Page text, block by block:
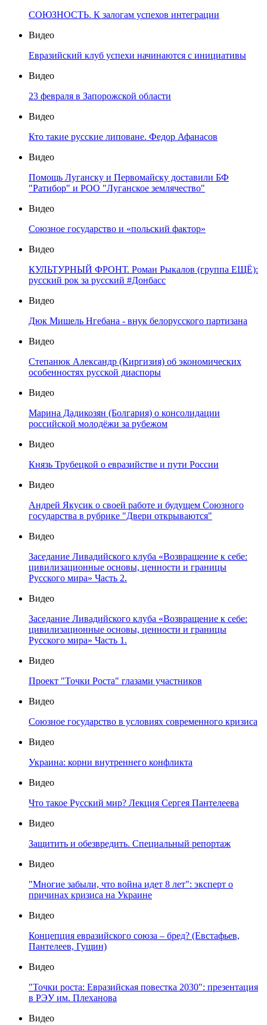
СОЮЗНОСТЬ. К залогам успехов интеграции
Видео
Евразийский клуб успехи начинаются с инициативы
Видео
23 февраля в Запорожской области
Видео
Кто такие русские липоване. Федор Афанасов
Видео
Помощь Луганску и Первомайску доставили БФ
"Ратибор" и РОО "Луганское землячество"
Видео
Союзное государство и «польский фактор»
Видео
КУЛЬТУРНЫЙ ФРОНТ. Роман Рыкалов (группа ЕЩЁ):
русский рок за русский #Донбасс
Видео
Дюк Мишель Нгебана - внук белорусского партизана
Видео
Степанюк Александр (Киргизия) об экономических
особенностях русской диаспоры
Видео
Марина Дадикозян (Болгария) о консолидации
российской молодёжи за рубежом
Видео
Князь Трубецкой о евразийстве и пути России
Видео
Андрей Якусик о своей работе и будущем Союзного
государства в рубрике "Двери открываются"
Видео
Заседание Ливадийского клуба «Возвращение к себе:
цивилизационные основы, ценности и границы
Русского мира» Часть 2.
Видео
Заседание Ливадийского клуба «Возвращение к себе:
цивилизационные основы, ценности и границы
Русского мира» Часть 1.
Видео
Проект "Точки Роста" глазами участников
Видео
Союзное государство в условиях современного кризиса
Видео
Украина: корни внутреннего конфликта
Видео
Что такое Русский мир? Лекция Сергея Пантелеева
Видео
Защитить и обезвредить. Специальный репортаж
Видео
"Многие забыли, что война идет 8 лет": эксперт о
причинах кризиса на Украине
Видео
Концепция евразийского союза – бред? (Евстафьев,
Пантелеев, Гущин)
Видео
"Точки роста: Евразийская повестка 2030": презентация
в РЭУ им. Плеханова
Видео